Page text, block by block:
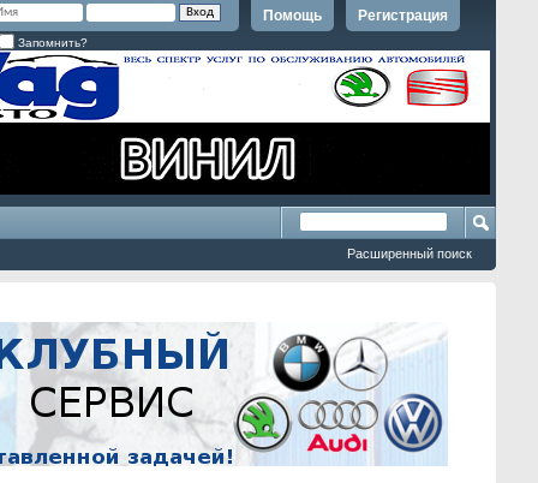
Регистрация
Помощь
Запомнить?
Расширенный поиск